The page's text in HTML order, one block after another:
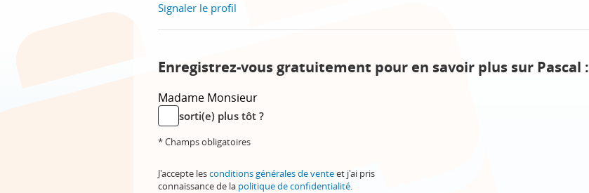
Signaler le profil
Enregistrez-vous gratuitement pour en savoir plus sur Pascal :
Madame Monsieur
sorti(e) plus tôt ?
* Champs obligatoires
J'accepte lesconditions générales de venteet j'ai pris
connaissance de la politique de confidentialité.